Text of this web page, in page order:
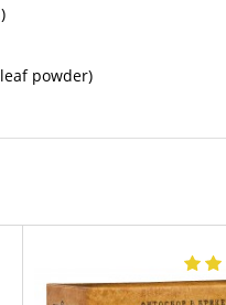
powder)